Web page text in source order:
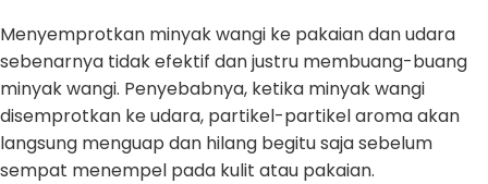
Menyemprotkan minyak wangi ke pakaian dan udara
sebenarnya tidak efektif dan justru membuang-buang
minyak wangi. Penyebabnya, ketika minyak wangi
disemprotkan ke udara, partikel-partikel aroma akan
langsung menguap dan hilang begitu saja sebelum
sempat menempel pada kulit atau pakaian.